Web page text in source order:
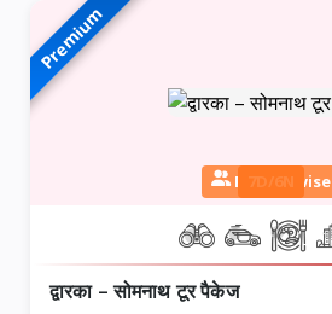
Premium
Person wise
7D/6N
द्वारका – सोमनाथ टूर पैकेज